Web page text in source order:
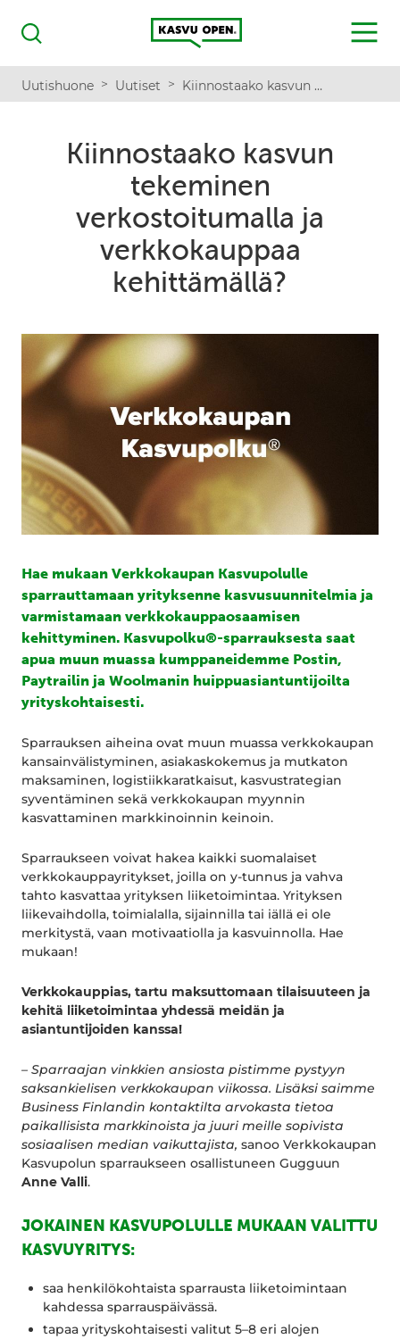
Haku
Kasvu Open
MENU
Uutishuone > Uutiset > Kiinnostaako kasvun tekeminen verkostoitumalla ja verkkokauppaa kehittämällä?
Kiinnostaako kasvun
tekeminen
verkostoitumalla ja
verkkokauppaa
kehittämällä?
Hae mukaan Verkkokaupan Kasvupolulle
sparrauttamaan yrityksenne kasvusuunnitelmia ja
varmistamaan verkkokauppaosaamisen
kehittyminen. Kasvupolku®-sparrauksesta saat
apua muun muassa kumppaneidemme Postin,
Paytrailin ja Woolmanin huippuasiantuntijoilta
yrityskohtaisesti.
Sparrauksen aiheina ovat muun muassa verkkokaupan
kansainvälistyminen, asiakaskokemus ja mutkaton
maksaminen, logistiikkaratkaisut, kasvustrategian
syventäminen sekä verkkokaupan myynnin
kasvattaminen markkinoinnin keinoin.
Sparraukseen voivat hakea kaikki suomalaiset
verkkokauppayritykset, joilla on y-tunnus ja vahva
tahto kasvattaa yrityksen liiketoimintaa. Yrityksen
liikevaihdolla, toimialalla, sijainnilla tai iällä ei ole
merkitystä, vaan motivaatiolla ja kasvuinnolla. Hae
mukaan!
Verkkokauppias, tartu maksuttomaan tilaisuuteen ja
kehitä liiketoimintaa yhdessä meidän ja
asiantuntijoiden kanssa!
– Sparraajan vinkkien ansiosta pistimme pystyyn
saksankielisen verkkokaupan viikossa. Lisäksi saimme
Business Finlandin kontaktilta arvokasta tietoa
paikallisista markkinoista ja juuri meille sopivista
sosiaalisen median vaikuttajista, sanoo Verkkokaupan
Kasvupolun sparraukseen osallistuneen Gugguun
Anne Valli.
JOKAINEN KASVUPOLULLE MUKAAN VALITTU
KASVUYRITYS:
saa henkilökohtaista sparrausta liiketoimintaan
kahdessa sparrauspäivässä.
tapaa yrityskohtaisesti valitut 5–8 eri alojen